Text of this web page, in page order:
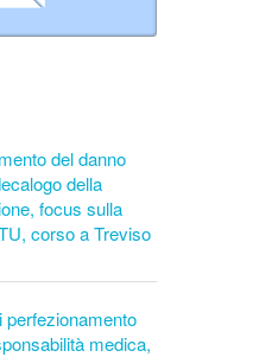
del danno
della
focus sulla
corso a Treviso
perfezionamento
medica,